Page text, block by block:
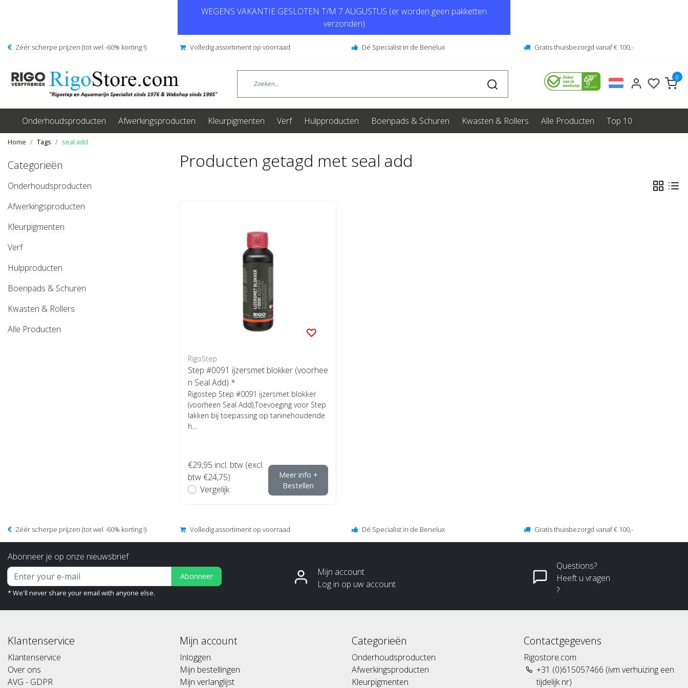
WEGENS VAKANTIE GESLOTEN T/M 7 AUGUSTUS (er worden geen pakketten
verzonden)
Zéér scherpe prijzen (tot wel -60% korting !) Volledig assortiment op voorraad Dé Specialist in de Benelux Gratis thuisbezorgd vanaf € 100,-
0
Onderhoudsproducten Afwerkingsproducten Kleurpigmenten Verf Hulpproducten Boenpads & Schuren Kwasten & Rollers Alle Producten Top 10
Home Tags seal add
Categorieën
Onderhoudsproducten
Afwerkingsproducten
Kleurpigmenten
Verf
Hulpproducten
Boenpads & Schuren
Kwasten & Rollers
Alle Producten
Producten getagd met seal add
RigoStep
Step #0091 ijzersmet blokker (voorhee
n Seal Add) *
Rigostep Step #0091 ijzersmet blokker
(voorheen Seal Add),Toevoeging voor Step
lakken bij toepassing op taninehoudende
h...
€29,95 incl. btw (excl.
btw €24,75)
Vergelijk
Meer info +
Bestellen
Zéér scherpe prijzen (tot wel -60% korting !) Volledig assortiment op voorraad Dé Specialist in de Benelux Gratis thuisbezorgd vanaf € 100,-
Abonneer je op onze nieuwsbrief
Abonneer
* We'll never share your email with anyone else.
Mijn account
Log in op uw account
Questions?
Heeft u vragen
?
Klantenservice
Klantenservice
Over ons
AVG - GDPR
Mijn account
Inloggen
Mijn bestellingen
Mijn verlanglijst
Categorieën
Onderhoudsproducten
Afwerkingsproducten
Kleurpigmenten
Contactgegevens
Rigostore.com
+31 (0)615057466 (ivm verhuizing een
tijdelijk nr)